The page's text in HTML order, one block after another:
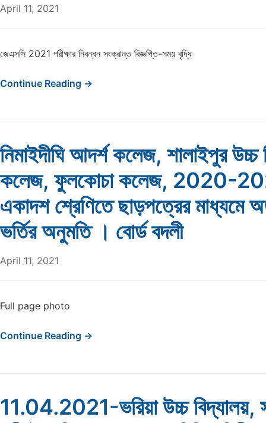
April 11, 2021
জেএসসি 2021 পরীক্ষার নিবন্ধন সংক্রান্ত বিজ্ঞপ্তি-সময় বৃদ্ধি
Continue Reading →
নিমাইদীঘি আদর্শ কলেজ, শালাইপুর উচ্চ
কলেজ, ফুলকোচা কলেজ, 2020-2021
একাদশ শ্রেণিতে ছাড়পত্রের মাধ্যমে
ভর্তির অনুমতি । বোর্ড বদলী
April 11, 2021
Full page photo
Continue Reading →
11.04.2021-ভরিয়া উচ্চ বিদ্যালয়,